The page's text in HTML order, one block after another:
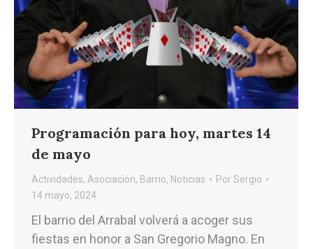
Programación para hoy, martes 14
de mayo
Actividades, Asociación, Barrio, Noticias PorSergio
14 mayo, 2024
El barrio del Arrabal volverá a acoger sus
fiestas en honor a San Gregorio Magno. En